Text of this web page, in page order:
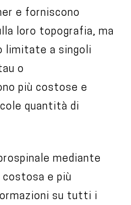
e forniscono
loro topografia, ma
limitate a singoli
o
più costose e
quantità di
mediante
costosa e più
su tutti i